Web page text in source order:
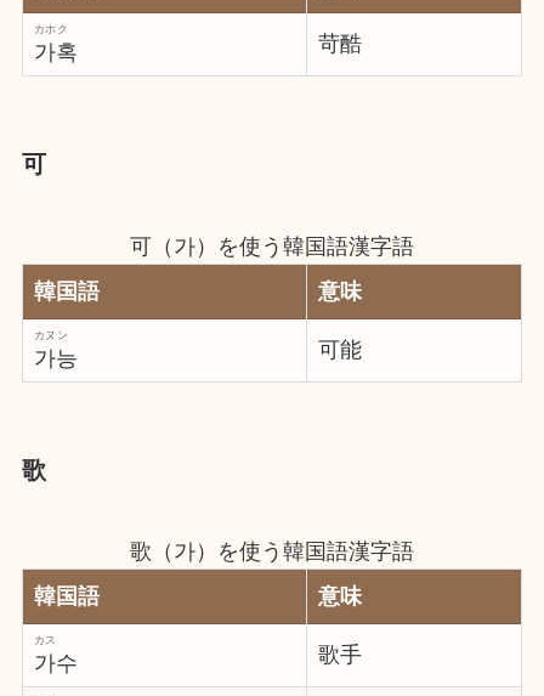
가혹
カホク
苛酷
可
可（가）を使う韓国語漢字語
韓国語
意味
가능
カヌン
可能
歌
歌（가）を使う韓国語漢字語
韓国語
意味
가수
カス
歌手